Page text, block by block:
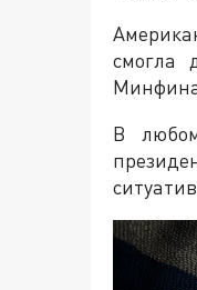
смогла
Минфина
В